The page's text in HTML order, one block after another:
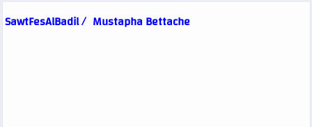
SawtFesAlBadil / Mustapha Bettache